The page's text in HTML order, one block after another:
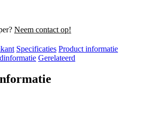
Neem contact op!
Specificaties Product informatie
Gerelateerd